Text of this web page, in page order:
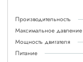
Производительность
Максимальное давление
Мощность двигателя
Питание